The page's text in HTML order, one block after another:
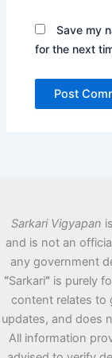
Save my
for the next
Sarkari Vigyapan
and is not an
any government
“Sarkari” is purely
content relates to
updates, and does
All information